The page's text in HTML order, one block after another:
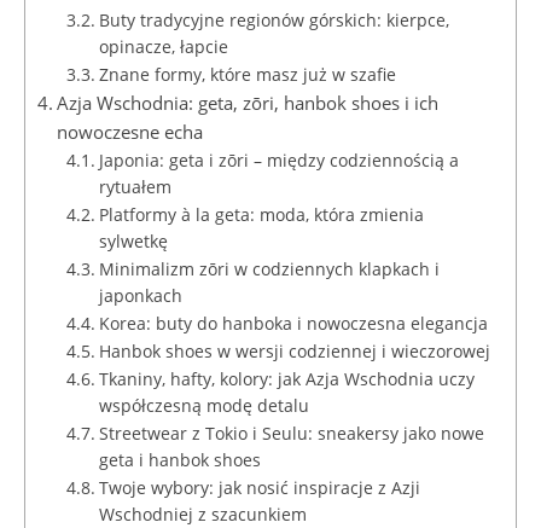
Buty tradycyjne regionów górskich: kierpce,
opinacze, łapcie
Znane formy, które masz już w szafie
Azja Wschodnia: geta, zōri, hanbok shoes i ich
nowoczesne echa
Japonia: geta i zōri – między codziennością a
rytuałem
Platformy à la geta: moda, która zmienia
sylwetkę
Minimalizm zōri w codziennych klapkach i
japonkach
Korea: buty do hanboka i nowoczesna elegancja
Hanbok shoes w wersji codziennej i wieczorowej
Tkaniny, hafty, kolory: jak Azja Wschodnia uczy
współczesną modę detalu
Streetwear z Tokio i Seulu: sneakersy jako nowe
geta i hanbok shoes
Twoje wybory: jak nosić inspiracje z Azji
Wschodniej z szacunkiem